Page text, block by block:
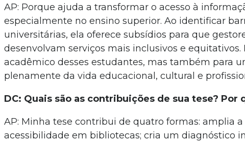
AP: Porque ajuda a transformar o acesso à
especialmente no ensino superior. Ao identificar
universitárias, ela oferece subsídios para que
desenvolvam serviços mais inclusivos e
acadêmico desses estudantes, mas também para
plenamente da vida educacional, cultural e
DC: Quais são as contribuições de sua tese? Por
AP: Minha tese contribui de quatro formas: amplia
acessibilidade em bibliotecas; cria um diagnóstico